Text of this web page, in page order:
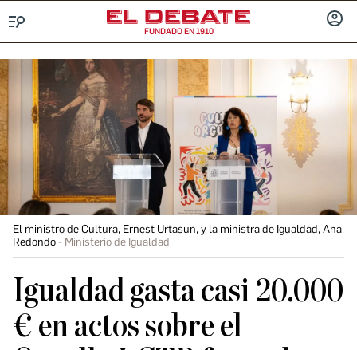
FUNDADO EN 1910
El ministro de Cultura, Ernest Urtasun, y la ministra de Igualdad, Ana
Redondo
Ministerio de Igualdad
Igualdad gasta casi 20.000
€ en actos sobre el